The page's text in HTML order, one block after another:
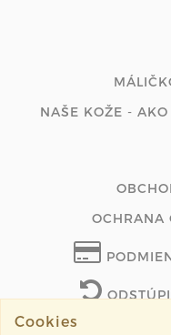
NAŠE KOŽE - AKO
OCHRANA
Cookies